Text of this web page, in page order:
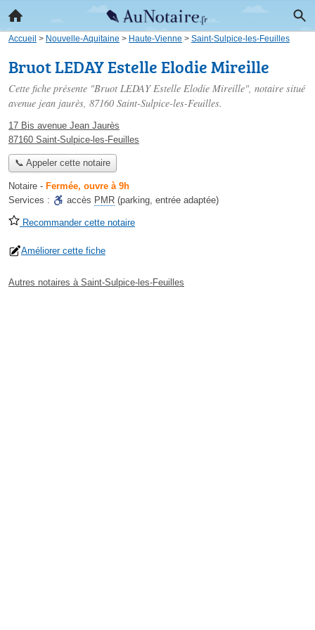
Accueil > Nouvelle-Aquitaine > Haute-Vienne > Saint-Sulpice-les-Feuilles
Bruot LEDAY Estelle Elodie Mireille
Cette fiche présente "Bruot LEDAY Estelle Elodie Mireille", notaire situé
avenue jean jaurès, 87160 Saint-Sulpice-les-Feuilles.
17 Bis avenue Jean Jaurès
87160 Saint-Sulpice-les-Feuilles
📞 Appeler cette notaire
Notaire - Fermée, ouvre à 9h
Services :
accès PMR (parking, entrée adaptée)
Recommander cette notaire
Améliorer cette fiche
Autres notaires à Saint-Sulpice-les-Feuilles